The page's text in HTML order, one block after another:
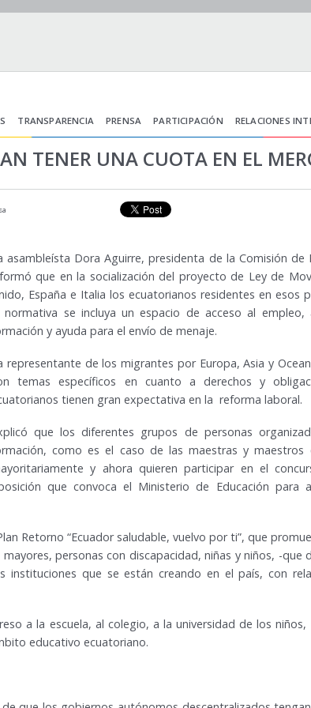
TRANSPARENCIA PRENSA PARTICIPACIÓN RELACIONES
TENER UNA CUOTA EN EL
asambleísta Dora Aguirre, presidenta de la Comisión de
que en la socialización del proyecto de Ley de
España e Italia los ecuatorianos residentes en esos
normativa se incluya un espacio de acceso al
y ayuda para el envío de menaje.
representante de los migrantes por Europa, Asia y
temas específicos en cuanto a derechos y
tienen gran expectativa en la reforma laboral.
que los diferentes grupos de personas
como es el caso de las maestras y maestros
y ahora quieren participar en el
que convoca el Ministerio de Educación para
Retorno “Ecuador saludable, vuelvo por ti”, que
personas con discapacidad, niñas y niños, -que
que se están creando en el país, con
a la escuela, al colegio, a la universidad de los niños,
educativo ecuatoriano.